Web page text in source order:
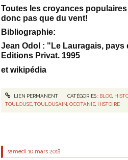
Toutes les croyances
donc pas que du vent!
Bibliographie:
Jean Odol : "Le Lauragais,
Editions Privat. 1995
et wikipédia
LIEN PERMANENT CATÉGORIES : BLOG,
TOULOUSE ,TOULOUSAIN ,OCCITANIE HISTOIRE
samedi 10 mars 2018